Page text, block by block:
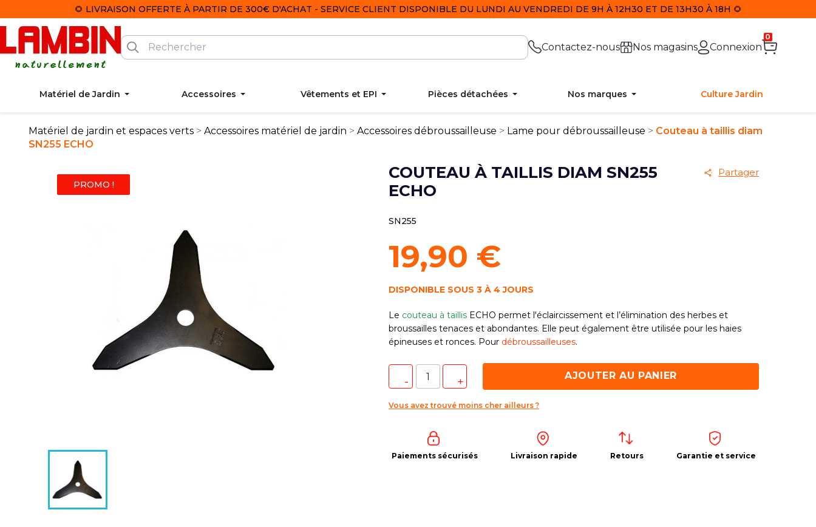
🌻 LIVRAISON OFFERTE À PARTIR DE 300€ D'ACHAT - SERVICE CLIENT DISPONIBLE DU LUNDI AU VENDREDI DE 9H À 12H30 ET DE 13H30 À 18H 🌻
Contactez-nous Nos magasins Connexion
0
Matériel de Jardin Accessoires Vêtements et EPI Pièces détachées Nos marques Culture Jardin
Matériel de jardin et espaces verts Accessoires matériel de jardin Accessoires débroussailleuse Lame pour débroussailleuse
Couteau à taillis diam
SN255 ECHO
PROMO !
COUTEAU À TAILLIS DIAM SN255
ECHO
Partager
SN255
19,90 €
DISPONIBLE SOUS 3 À 4 JOURS
Le couteau à taillis ECHO permet l'éclaircissement et l’élimination des herbes et
broussailles tenaces et abondantes. Elle peut également être utilisée pour les haies
épineuses et ronces. Pour débroussailleuses.
AJOUTER AU PANIER
Vous avez trouvé moins cher ailleurs ?
Paiements sécurisés Livraison rapide Retours Garantie et service